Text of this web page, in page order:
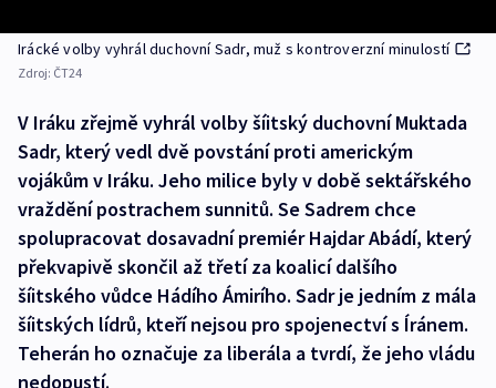
Irácké volby vyhrál duchovní Sadr, muž s kontroverzní minulostí
Zdroj: ČT24
V Iráku zřejmě vyhrál volby šíitský duchovní Muktada
Sadr, který vedl dvě povstání proti americkým
vojákům v Iráku. Jeho milice byly v době sektářského
vraždění postrachem sunnitů. Se Sadrem chce
spolupracovat dosavadní premiér Hajdar Abádí, který
překvapivě skončil až třetí za koalicí dalšího
šíitského vůdce Hádího Ámirího. Sadr je jedním z mála
šíitských lídrů, kteří nejsou pro spojenectví s Íránem.
Teherán ho označuje za liberála a tvrdí, že jeho vládu
nedopustí.